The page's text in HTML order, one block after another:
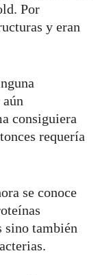
Por
y eran
consiguiera
requería
se conoce
sino también